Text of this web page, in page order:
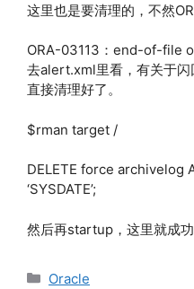
这里也是要清理的，不然
ORA-03113：end-of-file
去alert.xml里看，有关于
直接清理好了。
$rman target /
DELETE force archivelog
‘SYSDATE’;
然后再startup，这里就成功
分
Oracle